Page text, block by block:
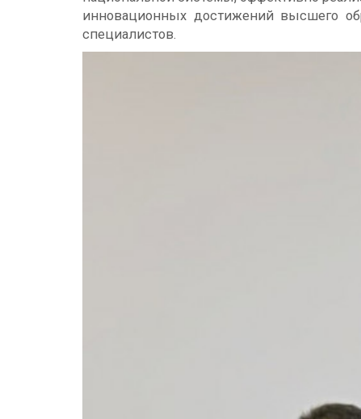
инновационных достижений высшего
специалистов.